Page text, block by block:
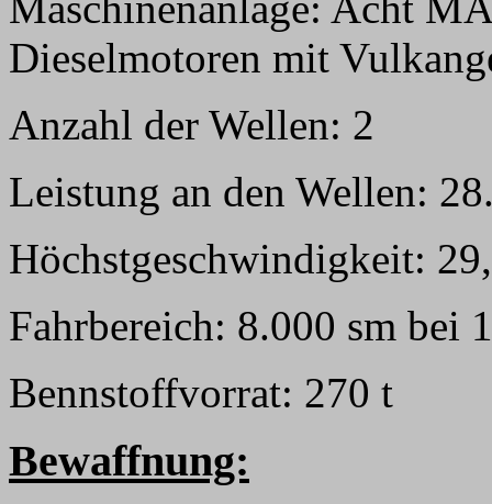
Dieselmotoren mit
Anzahl der Wellen: 2
Leistung an den Wellen:
Höchstgeschwindigkeit:
Fahrbereich: 8.000 sm bei
Bennstoffvorrat: 270 t
Bewaffnung: